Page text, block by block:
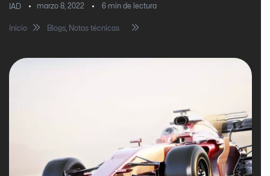
IAD marzo 8, 2022 6 min de lectura
Inicio Blogs, Notas técnicas